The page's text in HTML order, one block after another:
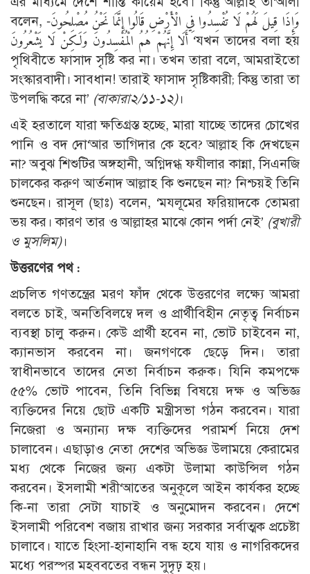
বলেন, وَإِذَا قِيلَ لَهُمْ لَا تُفْسِدُوا فِي الْأَرْضِ قَالُوا إِنَّمَا نَحْنُ مُصْلِحُونَ-
أَلَا إِنَّهُمْ هُمُ الْمُفْسِدُونَ وَلَكِنْ لَا يَشْعُرُونَ ‘যখন তাদের বলা হয়
পৃথিবীতে ফাসাদ সৃষ্টি কর না। তখন তারা বলে, আমরাইতো
সংস্কারবাদী। সাবধান! তারাই ফাসাদ সৃষ্টিকারী; কিন্তু তারা তা
উপলদ্ধি করে না’ (বাকারা২/১১-১২)।
এই হরতালে যারা ক্ষতিগ্রস্ত হচ্ছে, মারা যাচ্ছে তাদের চোখের
পানি ও বদ দো‘আর ভাগিদার কে হবে? আল্লাহ কি দেখছেন
না? অবুঝ শিশুটির অঙ্গহানী, অগ্নিদগ্ধ ফযীলার কান্না, সিএনজি
চালকের করুণ আর্তনাদ আল্লাহ কি শুনছেন না? নিশ্চয়ই তিনি
শুনছেন। রাসূল (ছাঃ) বলেন, ‘মযলূমের ফরিয়াদকে তোমরা
ভয় কর। কারণ তার ও আল্লাহর মাঝে কোন পর্দা নেই’ (বুখারী
ও মুসলিম)।
উত্তরণের পথ :
প্রচলিত গণতন্ত্রের মরণ ফাঁদ থেকে উত্তরণের লক্ষ্যে আমরা
বলতে চাই, অনতিবিলম্বে দল ও প্রার্থীবিহীন নেতৃত্ব নির্বাচন
ব্যবস্থা চালু করুন। কেউ প্রার্থী হবেন না, ভোট চাইবেন না,
ক্যানভাস করবেন না। জনগণকে ছেড়ে দিন। তারা
স্বাধীনভাবে তাদের নেতা নির্বাচন করুক। যিনি কমপক্ষে
৫৫% ভোট পাবেন, তিনি বিভিন্ন বিষয়ে দক্ষ ও অভিজ্ঞ
ব্যক্তিদের নিয়ে ছোট একটি মন্ত্রীসভা গঠন করবেন। যারা
নিজেরা ও অন্যান্য দক্ষ ব্যক্তিদের পরামর্শ নিয়ে দেশ
চালাবেন। এছাড়াও নেতা দেশের অভিজ্ঞ উলাময়ে কেরামের
মধ্য থেকে নিজের জন্য একটা উলামা কাউন্সিল গঠন
করবেন। ইসলামী শরী‘আতের অনুকূলে আইন কার্যকর হচ্ছে
কি-না তারা সেটা যাচাই ও অনুমোদন করবেন। দেশে
ইসলামী পরিবেশ বজায় রাখার জন্য সরকার সর্বাত্মক প্রচেষ্টা
চালাবে। যাতে হিংসা-হানাহানি বন্ধ হযে যায় ও নাগরিকদের
মধ্যে পরস্পর মহববতের বন্ধন সুদৃঢ় হয়।